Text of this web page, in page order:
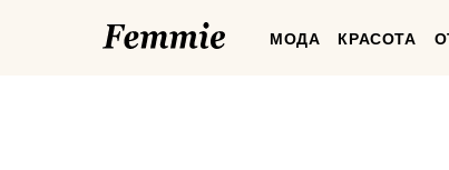
FemmieМОДА КРАСОТА